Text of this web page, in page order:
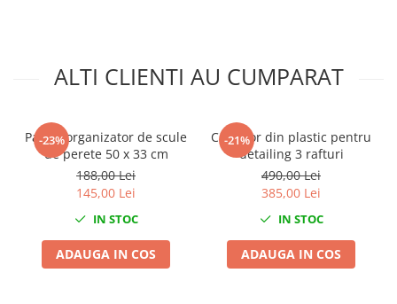
Furtune Aer Comprimat
Pistoale de vopsit
Pistoale Pneumatice
Polizoare biax
Scule pentru nituit si capsat
Slefuitoare Pneumatice
Scule speciale
Diagnoza si masurari
ALTI CLIENTI AU CUMPARAT
-23%
Panou organizator de scule
de perete 50 x 33 cm
188,00 Lei
145,00 Lei
IN STOC
ADAUGA IN COS
-21%
Carucior din plastic pentru
detailing 3 rafturi
490,00 Lei
385,00 Lei
IN STOC
ADAUGA IN COS